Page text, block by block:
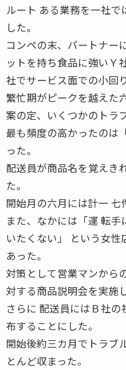
ルート ある業務を一社
した。
コンペの末、パートナー
ットを持ち食品に強いＹ
社でサービス面での小回
繁忙期がピークを越えた
案の定、いくつかのトラ
最も頻度の高かったのは
った。
配送員が商品名を覚えき
た。
開始月の六月には計一 七
また、なかには「運 転
いたくない」 という女
あった。
対策として営業マンから
対する商品説明会を実施
さらに 配送員にはＢ社
布することにした。
開始後約三カ月でトラブ
とんど収まった。